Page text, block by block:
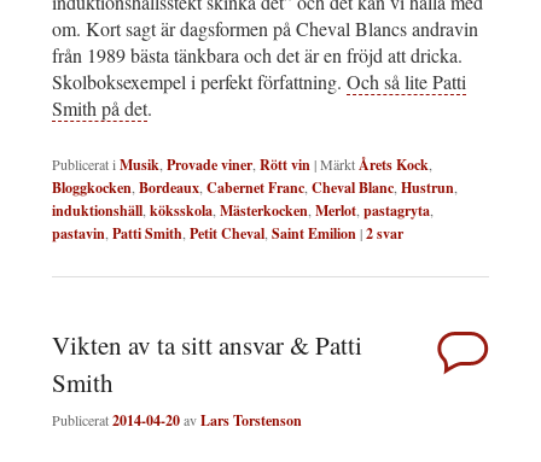
om. Kort sagt är dagsformen på Cheval Blancs andravin
från 1989 bästa tänkbara och det är en fröjd att dricka.
Skolboksexempel i perfekt författning. Och så lite Patti
Smith på det.
Publicerat i Musik Provade viner Rött vin|MärktÅrets Kock
Bloggkocken Bordeaux Cabernet Franc Cheval Blanc Hustrun
induktionshäll köksskola Mästerkocken Merlot pastagryta
pastavin Patti Smith Petit Cheval Saint Emilion|2svar
Vikten av ta sitt ansvar & Patti
Smith
Publicerat2014-04-20avLars Torstenson